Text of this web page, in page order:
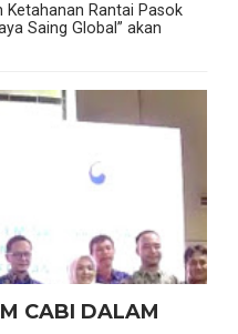
Ketahanan Rantai Pasok
Saing Global” akan
CABI DALAM